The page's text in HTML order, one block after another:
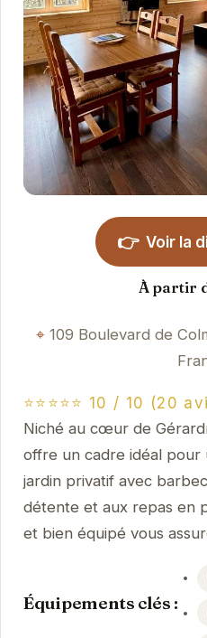
👉 Voir la
À partir
109 Boulevard de
⭐⭐⭐⭐⭐ 10 / 10 (20
Niché au cœur de
offre un cadre idéal pour
jardin privatif avec
détente et aux repas en
et bien équipé vous
Équipements clés :